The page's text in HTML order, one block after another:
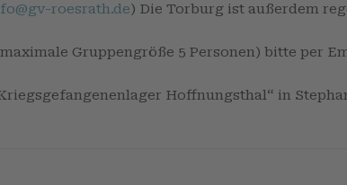
roesrath.de) Die Torburg ist außerdem
Gruppengröße 5 Personen) bitte per
Hoffnungsthal“ in